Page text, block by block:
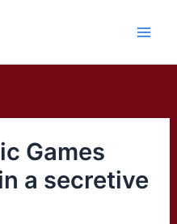
Games
a secretive